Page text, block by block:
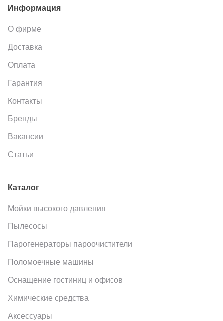
Информация
О фирме
Доставка
Оплата
Гарантия
Контакты
Бренды
Вакансии
Статьи
Каталог
Мойки высокого давления
Пылесосы
Парогенераторы пароочистители
Поломоечные машины
Оснащение гостиниц и офисов
Химические средства
Аксессуары